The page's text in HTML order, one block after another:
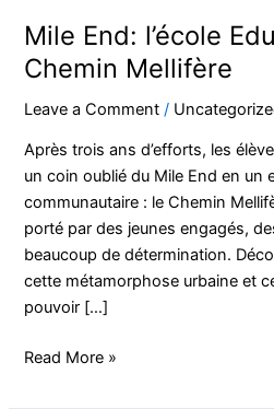
Mile End: l’école
Chemin Mellifère
Leave a Comment /
Après trois ans d’efforts, les
un coin oublié du Mile End en un
communautaire : le Chemin
porté par des jeunes engagés,
beaucoup de détermination.
cette métamorphose urbaine et
pouvoir […]
Read More »